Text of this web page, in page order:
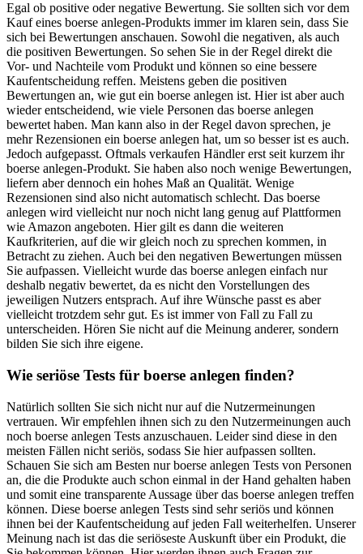
Egal ob positive oder negative Bewertung. Sie sollten sich vor dem
Kauf eines boerse anlegen-Produkts immer im klaren sein, dass Sie
sich bei Bewertungen anschauen. Sowohl die negativen, als auch
die positiven Bewertungen. So sehen Sie in der Regel direkt die
Vor- und Nachteile vom Produkt und können so eine bessere
Kaufentscheidung reffen. Meistens geben die positiven
Bewertungen an, wie gut ein boerse anlegen ist. Hier ist aber auch
wieder entscheidend, wie viele Personen das boerse anlegen
bewertet haben. Man kann also in der Regel davon sprechen, je
mehr Rezensionen ein boerse anlegen hat, um so besser ist es auch.
Jedoch aufgepasst. Oftmals verkaufen Händler erst seit kurzem ihr
boerse anlegen-Produkt. Sie haben also noch wenige Bewertungen,
liefern aber dennoch ein hohes Maß an Qualität. Wenige
Rezensionen sind also nicht automatisch schlecht. Das boerse
anlegen wird vielleicht nur noch nicht lang genug auf Plattformen
wie Amazon angeboten. Hier gilt es dann die weiteren
Kaufkriterien, auf die wir gleich noch zu sprechen kommen, in
Betracht zu ziehen. Auch bei den negativen Bewertungen müssen
Sie aufpassen. Vielleicht wurde das boerse anlegen einfach nur
deshalb negativ bewertet, da es nicht den Vorstellungen des
jeweiligen Nutzers entsprach. Auf ihre Wünsche passt es aber
vielleicht trotzdem sehr gut. Es ist immer von Fall zu Fall zu
unterscheiden. Hören Sie nicht auf die Meinung anderer, sondern
bilden Sie sich ihre eigene.
Wie seriöse Tests für boerse anlegen finden?
Natürlich sollten Sie sich nicht nur auf die Nutzermeinungen
vertrauen. Wir empfehlen ihnen sich zu den Nutzermeinungen auch
noch boerse anlegen Tests anzuschauen. Leider sind diese in den
meisten Fällen nicht seriös, sodass Sie hier aufpassen sollten.
Schauen Sie sich am Besten nur boerse anlegen Tests von Personen
an, die die Produkte auch schon einmal in der Hand gehalten haben
und somit eine transparente Aussage über das boerse anlegen treffen
können. Diese boerse anlegen Tests sind sehr seriös und können
ihnen bei der Kaufentscheidung auf jeden Fall weiterhelfen. Unserer
Meinung nach ist das die seriöseste Auskunft über ein Produkt, die